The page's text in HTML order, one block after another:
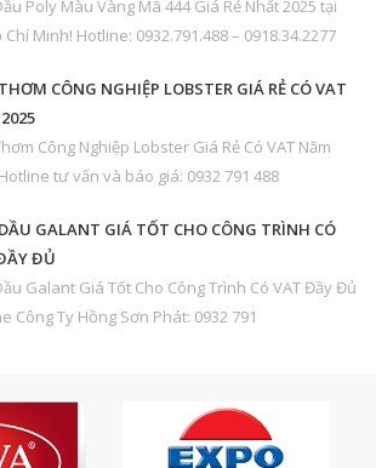
Poly Màu Vàng Mã 444 Giá Rẻ Nhất 2025 tại
Chí Minh! Hotline: 0932.791.488 – 0918.34.2277
CÔNG NGHIỆP LOBSTER GIÁ RẺ CÓ VAT
Công Nghiệp Lobster Giá Rẻ Có VAT Năm
tư vấn và báo giá: 0932 791 488
GALANT GIÁ TỐT CHO CÔNG TRÌNH CÓ
ĐỦ
Galant Giá Tốt Cho Công Trình Có VAT Đầy Đủ
Công Ty Hồng Sơn Phát: 0932 791